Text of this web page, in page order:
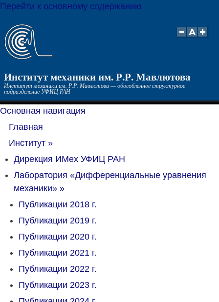
Перейти к основному содержанию
Институт механики им. Р.Р. Мавлютова
Институт механики им. Р.Р. Мавлютова — обособленное структурное
подразделение УФИЦ РАН
Основная навигация
Главная
Институт »
Дирекция ИМех УФИЦ РАН
Лаборатория «Дифференциальные уравнения
механики» »
Публикации 2018 г.
Публикации 2019 г.
Публикации 2020 г.
Публикации 2021 г.
Публикации 2022 г.
Публикации 2023 г.